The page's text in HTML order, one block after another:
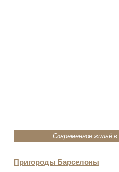
Современное жильё в
Пригороды Барселоны